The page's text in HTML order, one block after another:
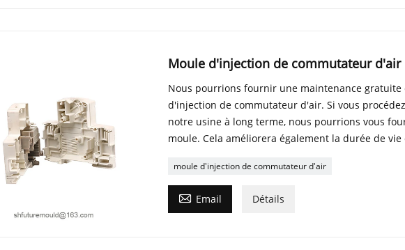
Moule d'injection de commutateur d'air
Nous pourrions fournir une maintenance
d'injection de commutateur d'air. Si vous
notre usine à long terme, nous pourrions vous
moule. Cela améliorera également la durée de vie
moule d'injection de commutateur d'air
 Email Détails